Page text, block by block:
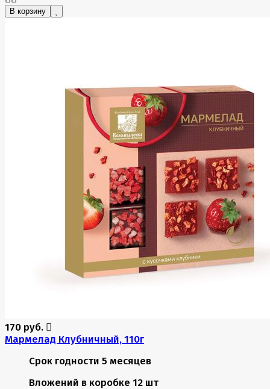
В корзину
170 руб.
Мармелад Клубничный, 110г
Срок годности 5 месяцев
Вложений в коробке 12 шт